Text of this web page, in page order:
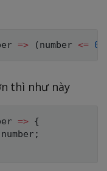
=> ( number <= 0
thì như này
=> {
number;